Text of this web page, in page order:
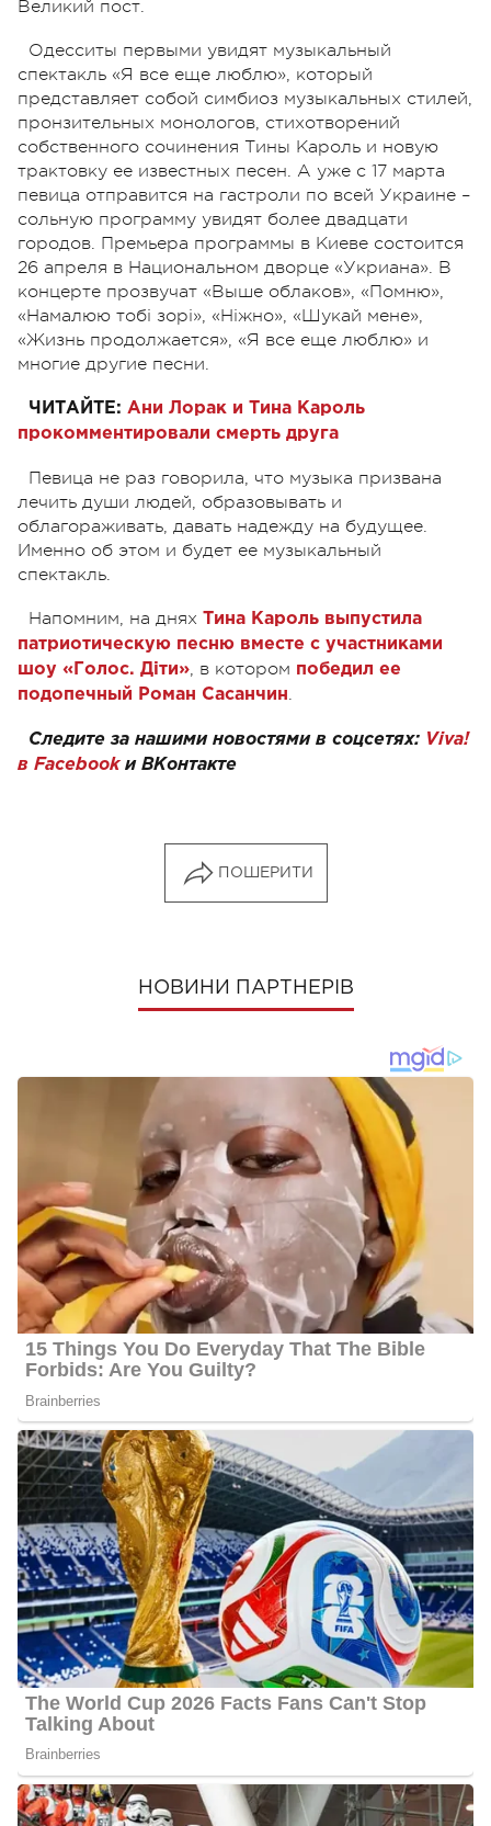
Великий пост.
Одесситы первыми увидят музыкальный
спектакль «Я все еще люблю», который
представляет собой симбиоз музыкальных стилей,
пронзительных монологов, стихотворений
собственного сочинения Тины Кароль и новую
трактовку ее известных песен. А уже с 17 марта
певица отправится на гастроли по всей Украине –
сольную программу увидят более двадцати
городов. Премьера программы в Киеве состоится
26 апреля в Национальном дворце «Укриана». В
концерте прозвучат «Выше облаков», «Помню»,
«Намалюю тобi зорi», «Нiжно», «Шукай мене»,
«Жизнь продолжается», «Я все еще люблю» и
многие другие песни.
ЧИТАЙТЕ: Ани Лорак и Тина Кароль
прокомментировали смерть друга
Певица не раз говорила, что музыка призвана
лечить души людей, образовывать и
облагораживать, давать надежду на будущее.
Именно об этом и будет ее музыкальный
спектакль.
Напомним, на днях Тина Кароль выпустила
патриотическую песню вместе с участниками
шоу «Голос. Діти», в котором победил ее
подопечный Роман Сасанчин.
Следите за нашими новостями в соцсетях: Viva!
в Facebookи ВКонтакте
ПОШЕРИТИ
НОВИНИ ПАРТНЕРІВ